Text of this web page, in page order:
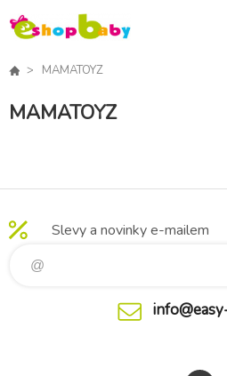
MAMATOYZ
MAMATOYZ
Slevy a novinky e-mailem